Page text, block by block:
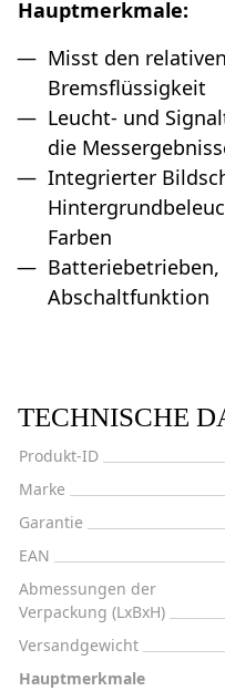
Hauptmerkmale:
Misst den
Bremsflüssigkeit
Leucht- und
die
Integrierter
Farben
Abschaltfunktion
TECHNISCHE
Produkt-ID
Marke
Garantie
EAN
Abmessungen der
Verpackung (LxBxH)
Versandgewicht
Hauptmerkmale